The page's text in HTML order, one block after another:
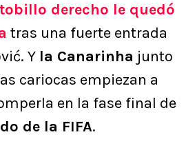
derecho le quedó
tras una fuerte entrada
Y la Canarinha junto
cariocas empiezan a
en la fase final de
de la FIFA.